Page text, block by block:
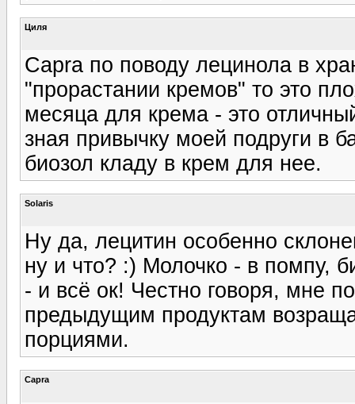
Циля
Capra по поводу лецинола в
"прорастании кремов" то это
месяца для крема - это
зная привычку моей подруги в
биозол кладу в крем для нее.
Solaris
Ну да, лецитин особенно
ну и что? :) Молочко - в помпу,
- и всё ок! Честно говоря, мне
предыдущим продуктам
порциями.
Capra